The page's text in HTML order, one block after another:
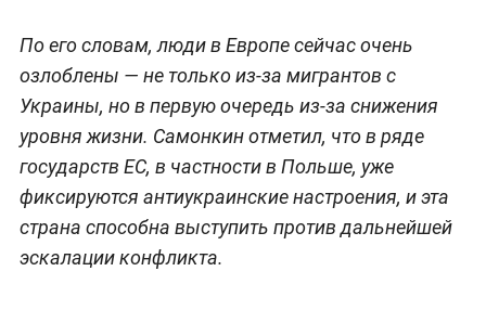
По его словам, люди в Европе сейчас очень
озлоблены — не только из-за мигрантов с
Украины, но в первую очередь из-за снижения
уровня жизни. Самонкин отметил, что в ряде
государств ЕС, в частности в Польше, уже
фиксируются антиукраинские настроения, и эта
страна способна выступить против дальнейшей
эскалации конфликта.